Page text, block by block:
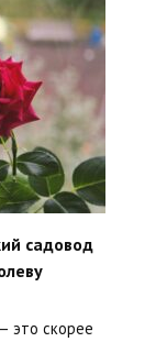
садовод
это скорее